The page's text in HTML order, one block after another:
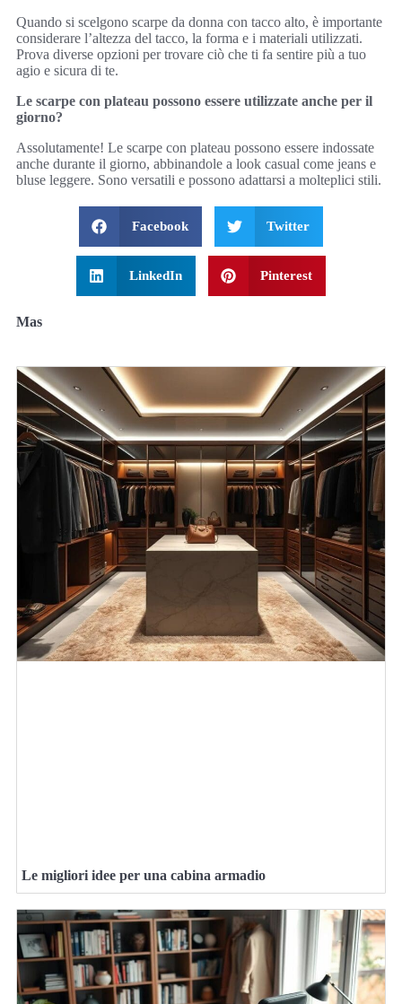
Quando si scelgono scarpe da donna con tacco alto, è importante
considerare l’altezza del tacco, la forma e i materiali utilizzati.
Prova diverse opzioni per trovare ciò che ti fa sentire più a tuo
agio e sicura di te.
Le scarpe con plateau possono essere utilizzate anche per il
giorno?
Assolutamente! Le scarpe con plateau possono essere indossate
anche durante il giorno, abbinandole a look casual come jeans e
bluse leggere. Sono versatili e possono adattarsi a molteplici stili.
Facebook Twitter
LinkedIn Pinterest
Mas
Le migliori idee per una cabina armadio